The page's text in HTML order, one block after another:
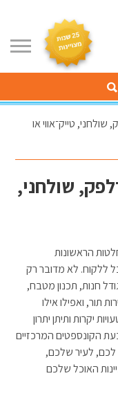
טייק־אווי או
שולחני,
הראשונות
ללקוח. לא מדובר רק
חנות, תכנון מטבח,
תור, ואפילו אילו
יקרות ותיתן יתרון
הקונספטים המרכזיים
לכם, לעיר שלכם,
האוכל שלכם